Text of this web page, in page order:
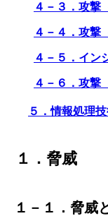
４－３．攻撃
４－４．攻撃
４－５．イン
４－６．攻撃
５．情報処理
１．脅威
１－１．脅威